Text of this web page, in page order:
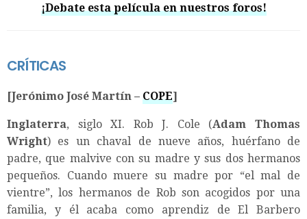
¡Debate esta película en nuestros foros!
CRÍTICAS
[Jerónimo José Martín – COPE]
Inglaterra, siglo XI. Rob J. Cole (Adam Thomas
Wright) es un chaval de nueve años, huérfano de
padre, que malvive con su madre y sus dos hermanos
pequeños. Cuando muere su madre por “el mal de
vientre”, los hermanos de Rob son acogidos por una
familia, y él acaba como aprendiz de El Barbero